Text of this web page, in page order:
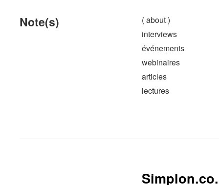
Note(s)
( about )
interviews
événements
webinaires
articles
lectures